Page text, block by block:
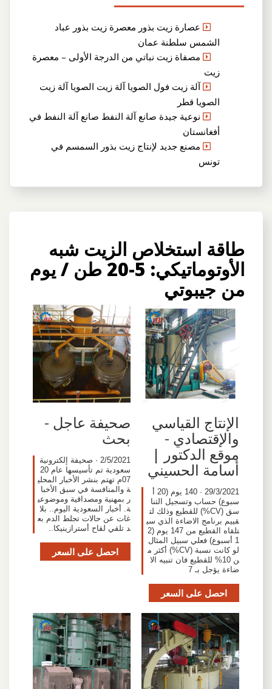
عصارة زيت بذور معصرة زيت بذور عباد
الشمس سلطنة عمان
مصفاة زيت نباتي من الدرجة الأولى – معصرة
زيت
آلة زيت فول الصويا آلة زيت الصويا آلة زيت
الصويا قطر
نوعية جيدة صانع آلة النفط صانع آلة النفط في
أفغانستان
مصنع جديد لإنتاج زيت بذور السمسم في
تونس
طاقة استخلاص الزيت شبه
الأوتوماتيكي: 5-20 طن / يوم
من جيبوتي
الإنتاج القياسي
والإقتصادي -
موقع الدكتور |
أسامة الحسيني
29/3/2021 · 140 يوم (20 أ
سبوع) حساب وتسجيل التنا
سق (CV%) للقطيع وذلك لت
قييم برنامج الاضاءة الذي سي
تلقاه القطيع من 147 يوم (2
1 أسبوع) فعلي سبيل المثال
لو كانت نسبة (CV%) أكثر م
ن 10% للقطيع فان تنبيه الا
ضاءة يؤجل بـ 7
احصل على السعر
صحيفة عاجل -
بحث
2/5/2021 · صحيفة إلكترونية
سعودية تم تأسيسها عام 20
07م تهتم بنشر الأخبار المحلي
ة والمنافسة في سبق الأخبا
ر بمهنية ومصداقية وموضوعي
ة. أخبار السعودية اليوم.. بلا
غات عن حالات تجلط الدم بع
د تلقي لقاح أسترازينيكا..
احصل على السعر